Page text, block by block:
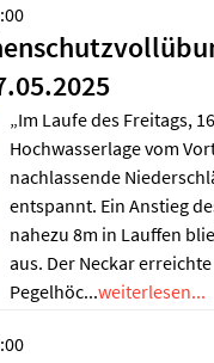
„Im Laufe des Freitags,
Hochwasserlage vom
nachlassende
entspannt. Ein Anstieg
nahezu 8m in Lauffen
aus. Der Neckar
Pegelhöc...weiterlesen...